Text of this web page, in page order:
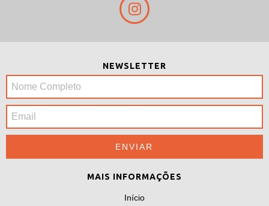
NEWSLETTER
MAIS INFORMAÇÕES
Início